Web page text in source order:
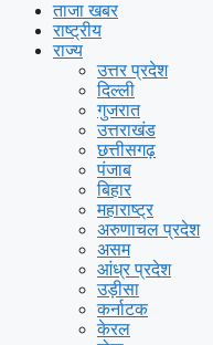
ताजा खबर
राष्ट्रीय
राज्य
उत्तर प्रदेश
दिल्ली
गुजरात
उत्तराखंड
छत्तीसगढ़
पंजाब
बिहार
महाराष्ट्र
अरुणाचल प्रदेश
असम
आंध्र प्रदेश
उड़ीसा
कर्नाटक
केरल